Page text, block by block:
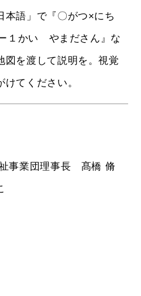
本語」で『〇がつ×にち
１かい やまださん』な
図を渡して説明を。視覚
てください。
事業団理事長 髙橋 脩